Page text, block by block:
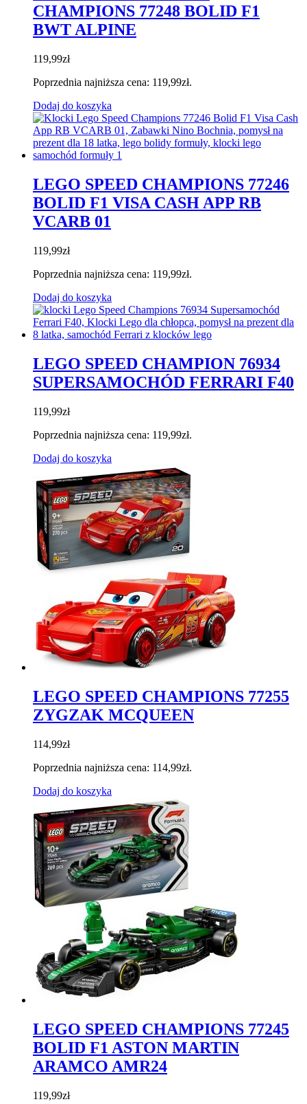
CHAMPIONS 77248 BOLID F1
BWT ALPINE
119,99zł
Poprzednia najniższa cena: 119,99zł.
Dodaj do koszyka
LEGO SPEED CHAMPIONS 77246
BOLID F1 VISA CASH APP RB
VCARB 01
119,99zł
Poprzednia najniższa cena: 119,99zł.
Dodaj do koszyka
LEGO SPEED CHAMPION 76934
SUPERSAMOCHÓD FERRARI F40
119,99zł
Poprzednia najniższa cena: 119,99zł.
Dodaj do koszyka
LEGO SPEED CHAMPIONS 77255
ZYGZAK MCQUEEN
114,99zł
Poprzednia najniższa cena: 114,99zł.
Dodaj do koszyka
LEGO SPEED CHAMPIONS 77245
BOLID F1 ASTON MARTIN
ARAMCO AMR24
119,99zł